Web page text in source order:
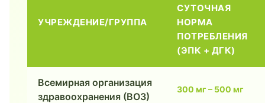
УЧРЕЖДЕНИЕ/ГРУППА
СУТОЧНАЯ
НОРМА
ПОТРЕБЛЕНИЯ
(ЭПК + ДГК)
Всемирная организация
здравоохранения (ВОЗ)
300 мг – 500 мг